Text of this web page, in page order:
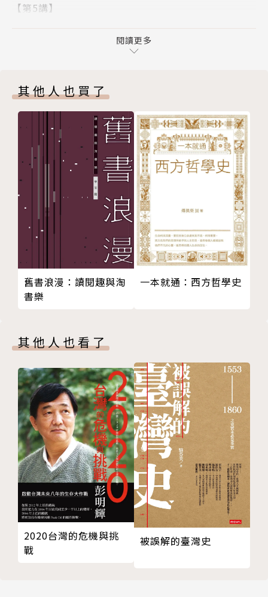
民國三十九年生於臺北。輔大哲學系畢業，臺大哲學研
學、荷蘭萊頓大學講座教授，現任臺大哲學系教授。近
「世界文明講壇」擔任主講。2008年獲《21世紀經濟
報導》評選為文化類「年度風雲人物」。曾獲教育部頒
發教學特優獎，並榮獲國家文藝獎、中正文化獎。
論著豐富，寫作涵蓋哲學研究、人生哲理、心理勵志
等。著有《哲學與人生》、《柏拉圖》、《解讀五大經
典》系列、《原來孔子這樣說》系列、《人能弘道：傅
佩榮談論語》系列、《不可思議的易經占卜》、《易想
天開看人生》、《儒道天論發微》、《儒家哲學新論、
《一本就通：西方哲學史》等百餘種。詳細介紹請參考
「象飛音樂工作室」flyinnmusic.pixnet.net/blog。
【第5講】
【第10講】
【第11講】
【第12講】
為政第二
【第13講】
【第15講】
【第16講】
【第17講】
【第18講】
【第19講】
【第20講】
【第21講】
【第24講】
【第26講】
【第27講】
【第28講】
【第29講】
【第30講】
八佾第三
【第31講】
【第32講】
【第33講】
【第34講】
【第35講】
閱讀更多
其他人也買了
舊書浪漫：讀閱趣與淘
書樂
一本就通：西方哲學史
其他人也看了
2020台灣的危機與挑
戰
被誤解的臺灣史